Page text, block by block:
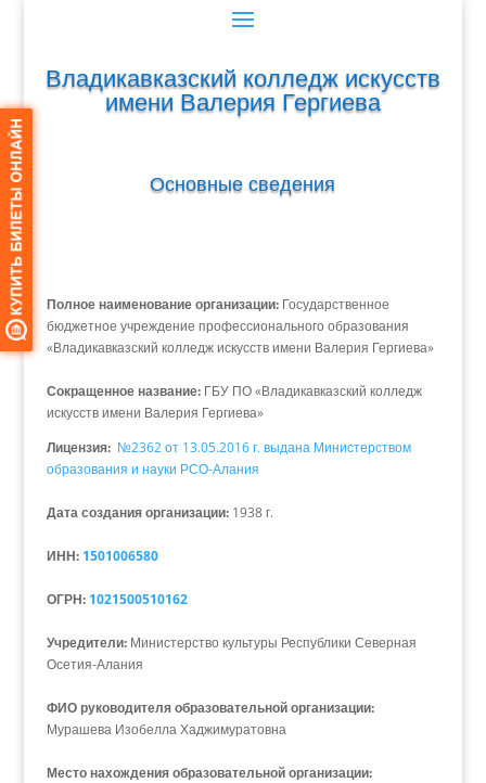
Владикавказский колледж искусств
имени Валерия Гергиева
Основные сведения
Полное наименование организации: Государственное
бюджетное учреждение профессионального образования
«Владикавказский колледж искусств имени Валерия Гергиева»
Сокращенное название: ГБУ ПО «Владикавказский колледж
искусств имени Валерия Гергиева»
Лицензия: №2362 от 13.05.2016 г. выдана Министерством
образования и науки РСО-Алания
Дата создания организации: 1938 г.
ИНН: 1501006580
ОГРН: 1021500510162
Учредители: Министерство культуры Республики Северная
Осетия-Алания
ФИО руководителя образовательной организации:
Мурашева Изобелла Хаджимуратовна
Место нахождения образовательной организации: